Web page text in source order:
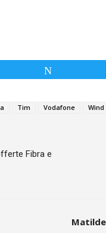
Tim Vodafone
Fibra e